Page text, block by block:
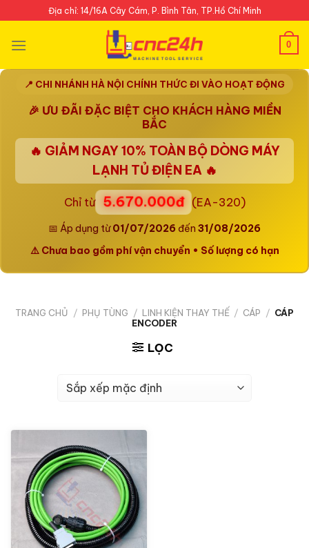
to
content
Địa chỉ: 14/16A Cây Cám, P. Bình Tân, TP.Hồ Chí Minh
0
📍 CHI NHÁNH HÀ NỘI CHÍNH THỨC ĐI VÀO HOẠT ĐỘNG
🎉 ƯU ĐÃI ĐẶC BIỆT CHO KHÁCH HÀNG MIỀN
BẮC
🔥 GIẢM NGAY10% TOÀN BỘ DÒNG MÁY
LẠNH TỦ ĐIỆN EA 🔥
Chỉ từ 5.670.000đ (EA-320)
📅 Áp dụng từ01/07/2026 đến 31/08/2026
⚠️ Chưa bao gồm phí vận chuyển • Số lượng có hạn
TRANG CHỦ / PHỤ TÙNG / LINH KIỆN THAY THẾ / CÁP / CÁP
ENCODER
LỌC